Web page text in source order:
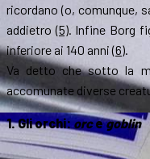
ricordano (o, comunque,
addietro(5). Infine Borg
inferiore ai 140 anni(6)
Va detto che sotto la
accomunate diverse
1. Gli orchi:orcegoblin